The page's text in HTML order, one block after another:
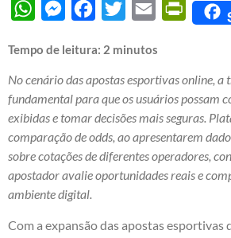
WhatsAppMessengerFacebook
Twitter Email
Tempo de leitura: 2 minutos
No cenário das apostas esportivas online, a
fundamental para que os usuários possam
exibidas e tomar decisões mais seguras.
comparação de odds, ao apresentarem
sobre cotações de diferentes operadores,
apostador avalie oportunidades reais e
ambiente digital.
Com a expansão das apostas esportivas